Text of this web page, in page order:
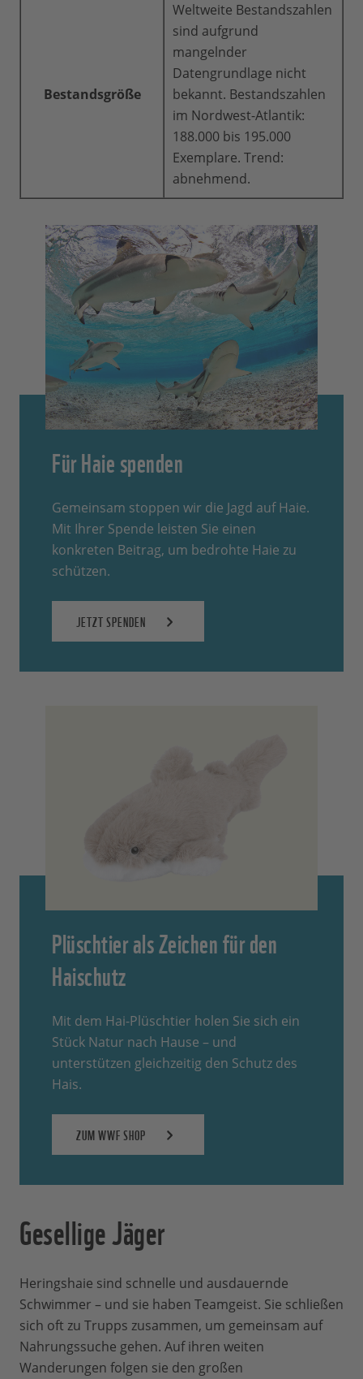
Bestandsgröße
Weltweite Bestandszahlen
sind aufgrund
mangelnder
Datengrundlage nicht
bekannt. Bestandszahlen
im Nordwest-Atlantik:
188.000 bis 195.000
Exemplare. Trend:
abnehmend.
Für Haie spenden
Gemeinsam stoppen wir die Jagd auf Haie.
Mit Ihrer Spende leisten Sie einen
konkreten Beitrag, um bedrohte Haie zu
schützen.
JETZT SPENDEN
Plüschtier als Zeichen für den
Haischutz
Mit dem Hai-Plüschtier holen Sie sich ein
Stück Natur nach Hause – und
unterstützen gleichzeitig den Schutz des
Hais.
ZUM WWF SHOP
Gesellige Jäger
Heringshaie sind schnelle und ausdauernde
Schwimmer – und sie haben Teamgeist. Sie schließen
sich oft zu Trupps zusammen, um gemeinsam auf
Nahrungssuche gehen. Auf ihren weiten
Wanderungen folgen sie den großen